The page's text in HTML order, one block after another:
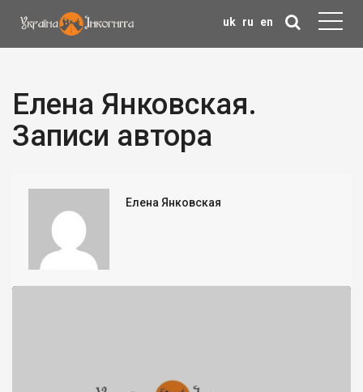
uk ru en
Елена Янковская.
Записи автора
Елена Янковская